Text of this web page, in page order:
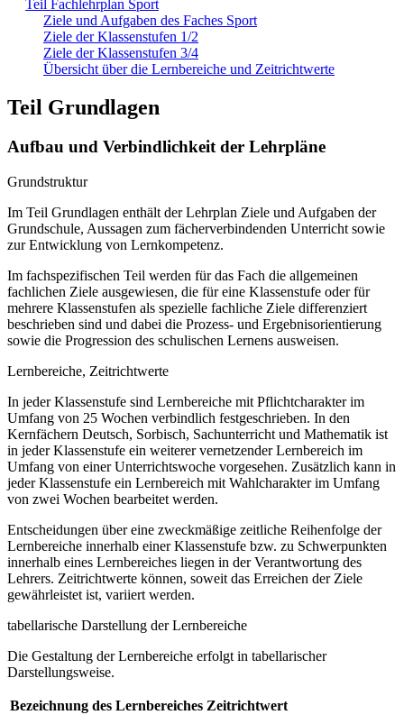
Teil Fachlehrplan Sport
Ziele und Aufgaben des Faches Sport
Ziele der Klassenstufen 1/2
Ziele der Klassenstufen 3/4
Übersicht über die Lernbereiche und Zeitrichtwerte
Teil Grundlagen
Aufbau und Verbindlichkeit der Lehrpläne
Grundstruktur
Im Teil Grundlagen enthält der Lehrplan Ziele und Aufgaben der
Grundschule, Aussagen zum fächerverbindenden Unterricht sowie
zur Entwicklung von Lernkompetenz.
Im fachspezifischen Teil werden für das Fach die allgemeinen
fachlichen Ziele ausgewiesen, die für eine Klassenstufe oder für
mehrere Klassenstufen als spezielle fachliche Ziele differenziert
beschrieben sind und dabei die Prozess- und Ergebnisorientierung
sowie die Progression des schulischen Lernens ausweisen.
Lernbereiche, Zeitrichtwerte
In jeder Klassenstufe sind Lernbereiche mit Pflichtcharakter im
Umfang von 25 Wochen verbindlich festgeschrieben. In den
Kernfächern Deutsch, Sorbisch, Sachunterricht und Mathematik ist
in jeder Klassenstufe ein weiterer vernetzender Lernbereich im
Umfang von einer Unterrichtswoche vorgesehen. Zusätzlich kann in
jeder Klassenstufe ein Lernbereich mit Wahlcharakter im Umfang
von zwei Wochen bearbeitet werden.
Entscheidungen über eine zweckmäßige zeitliche Reihenfolge der
Lernbereiche innerhalb einer Klassenstufe bzw. zu Schwerpunkten
innerhalb eines Lernbereiches liegen in der Verantwortung des
Lehrers. Zeitrichtwerte können, soweit das Erreichen der Ziele
gewährleistet ist, variiert werden.
tabellarische Darstellung der Lernbereiche
Die Gestaltung der Lernbereiche erfolgt in tabellarischer
Darstellungsweise.
Bezeichnung des Lernbereiches Zeitrichtwert